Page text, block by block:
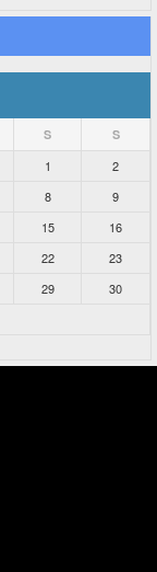
S S
1
2
8
9
15
16
22
23
29
30